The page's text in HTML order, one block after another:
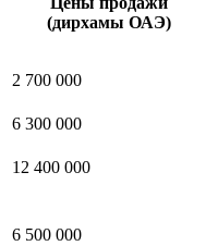
(дирхамы ОАЭ)
2 700 000
6 300 000
12 400 000
6 500 000